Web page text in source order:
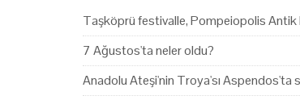
Taşköprü festivalle, Pompeiopolis Antik
7 Ağustos'ta neler oldu?
Anadolu Ateşi'nin Troya'sı Aspendos'ta